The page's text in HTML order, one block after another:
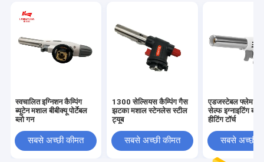
स्वचालित इग्निशन कैम्पिंग
ब्यूटेन मशाल बीबीक्यू पोर्टेबल
ब्लो गन
सबसे अच्छी कीमत
1300 सेल्सियस कैम्पिंग गैस
झटका मशाल स्टेनलेस स्टील
ट्यूब
सबसे अच्छी कीमत
एडजस्टेबल फ्लेम के
सेल्फ इग्नाइटिंग
हीटिंग टॉर्च
सबसे अच्छी